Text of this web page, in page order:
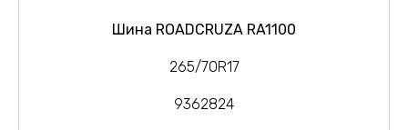
Шина ROADCRUZA RA1100
265/70R17
9362824